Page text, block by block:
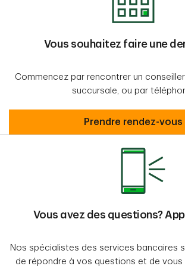
Vous souhaitez faire une
Commencez par rencontrer un
succursale, ou par
Prendre rendez-vous
Prendre rendez-vous
Vous avez des questions?
Nos spécialistes des services bancaires
de répondre à vos questions et de vous